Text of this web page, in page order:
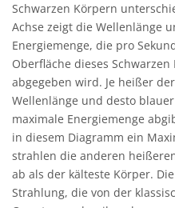
Schwarzen Körpern
Achse zeigt die Wellenlänge
Energiemenge, die pro
Oberfläche dieses
abgegeben wird. Je heißer
Wellenlänge und desto
maximale Energiemenge
in diesem Diagramm ein
strahlen die anderen
ab als der kälteste Körper.
Strahlung, die von der